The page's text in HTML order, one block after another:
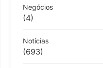
Negócios
(4)
Notícias
(693)